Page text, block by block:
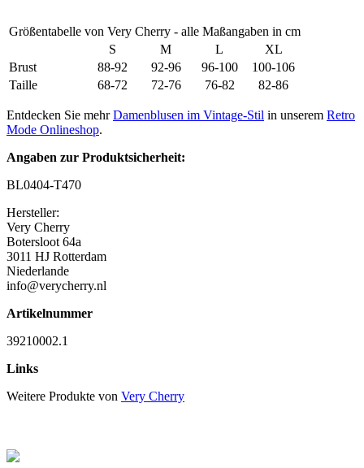
Größentabelle von Very Cherry - alle Maßangaben in cm
S
M L
XL
Brust
88-92 92-96 96-100
100-106
Taille
68-72 72-76 76-82 82-86
Entdecken Sie mehrDamenblusen im Vintage-Stil in unserem Retro
Mode Onlineshop.
Angaben zur Produktsicherheit:
BL0404-T470
Hersteller:
Very Cherry
Botersloot 64a
3011 HJ Rotterdam
Niederlande
info@verycherry.nl
Artikelnummer
39210002.1
Links
Weitere Produkte von Very Cherry